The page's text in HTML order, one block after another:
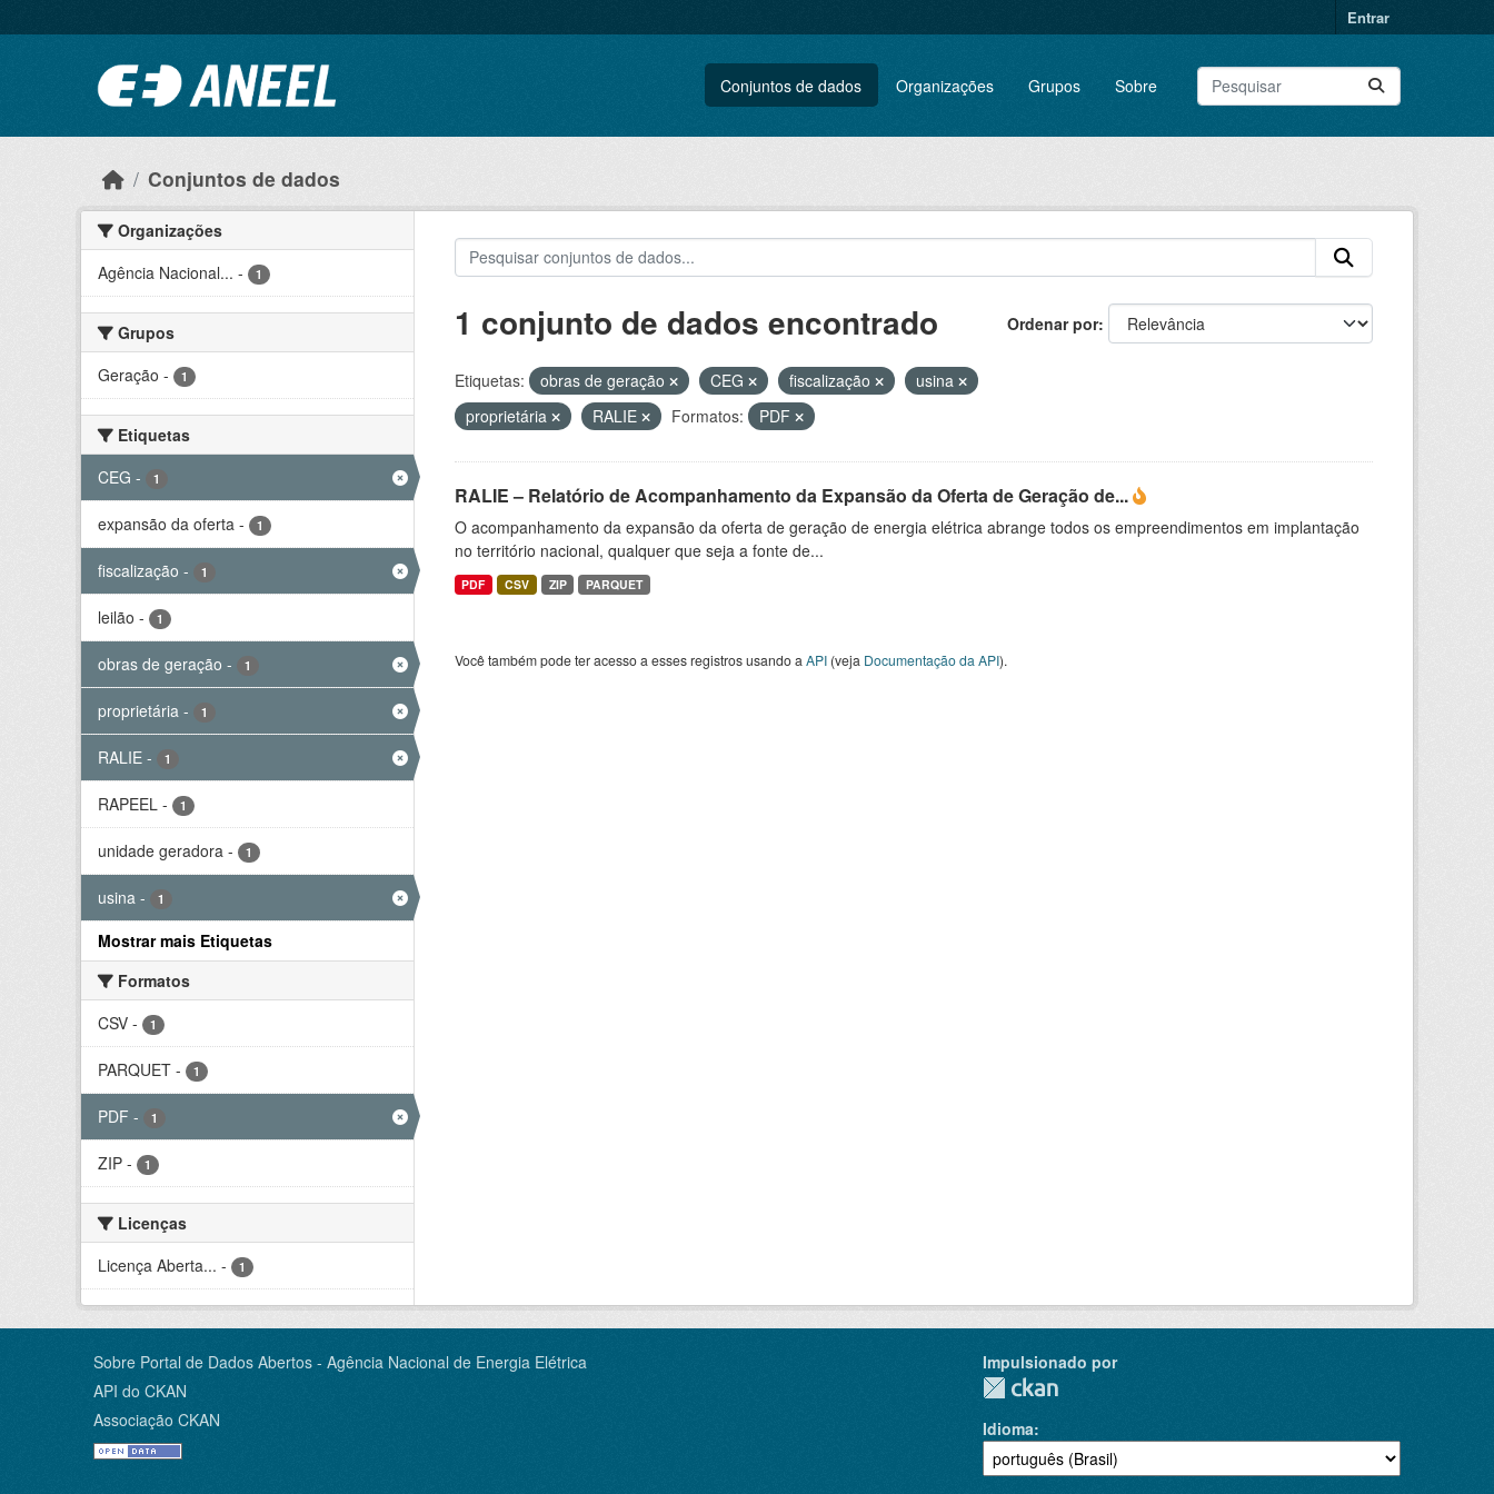
Entrar
Conjuntos de dados Organizações Grupos Sobre
Conjuntos de dados
Organizações
Agência Nacional... - 1
Grupos
Geração - 1
Etiquetas
CEG - 1
expansão da oferta - 1
fiscalização - 1
leilão - 1
obras de geração - 1
proprietária - 1
RALIE - 1
RAPEEL - 1
unidade geradora - 1
usina - 1
Mostrar mais Etiquetas
Formatos
CSV - 1
PARQUET - 1
PDF - 1
ZIP - 1
Licenças
Licença Aberta... - 1
Ordenar por
1 conjunto de dados encontrado
Etiquetas: obras de geração CEG fiscalização
usina
proprietária
RALIE Formatos: PDF
RALIE – Relatório de Acompanhamento da Expansão da Oferta de Geração de...
O acompanhamento da expansão da oferta de geração de energia elétrica abrange todos os empreendimentos em implantação
no território nacional, qualquer que seja a fonte de...
PDF CSV ZIP PARQUET
Você também pode ter acesso a esses registros usando a API(veja Documentação da API).
Sobre Portal de Dados Abertos - Agência Nacional de Energia Elétrica
API do CKAN
Associação CKAN
Impulsionado por
Idioma